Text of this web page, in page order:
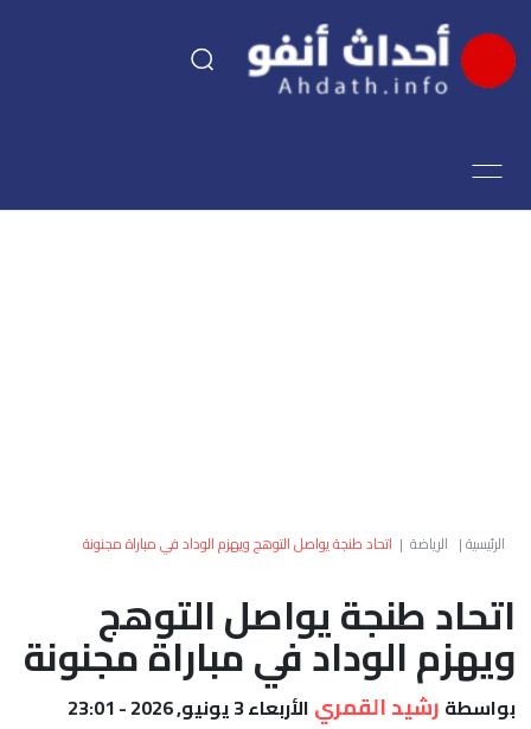
اقتصاد
العالم
أعمدة
الصحراء
الرئيسية| الرياضة | اتحاد طنجة يواصل التوهج ويهزم الوداد في مباراة مجنونة
اتحاد طنجة يواصل التوهج
ويهزم الوداد في مباراة مجنونة
بواسطة رشيد القمري الأربعاء 3 يونيو, 2026 - 23:01